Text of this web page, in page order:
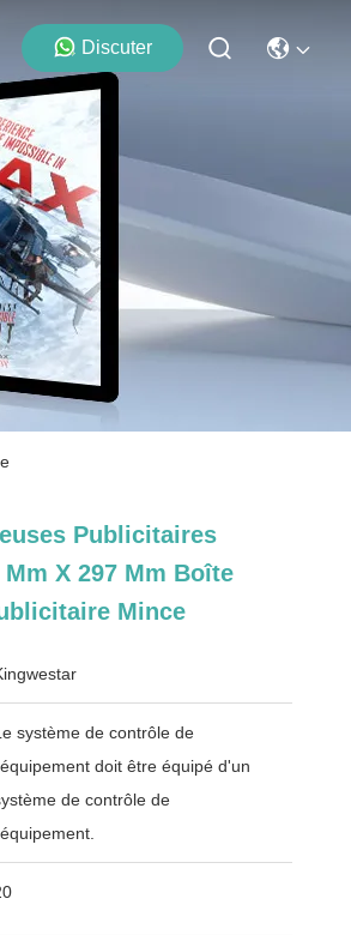
Discuter
Publicitaires
Mm X 297 Mm Boîte
Mince
système de contrôle de
doit être équipé d'un
de contrôle de